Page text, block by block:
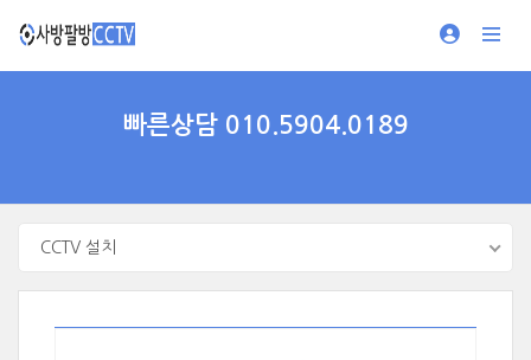
빠른상담 010.5904.0189
CCTV 설치